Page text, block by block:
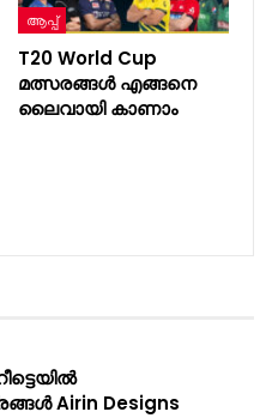
ആപ്പ്
T20 World Cup
മത്സരങ്ങൾ എങ്ങനെ
ലൈവായി കാണാം
Airin Designs